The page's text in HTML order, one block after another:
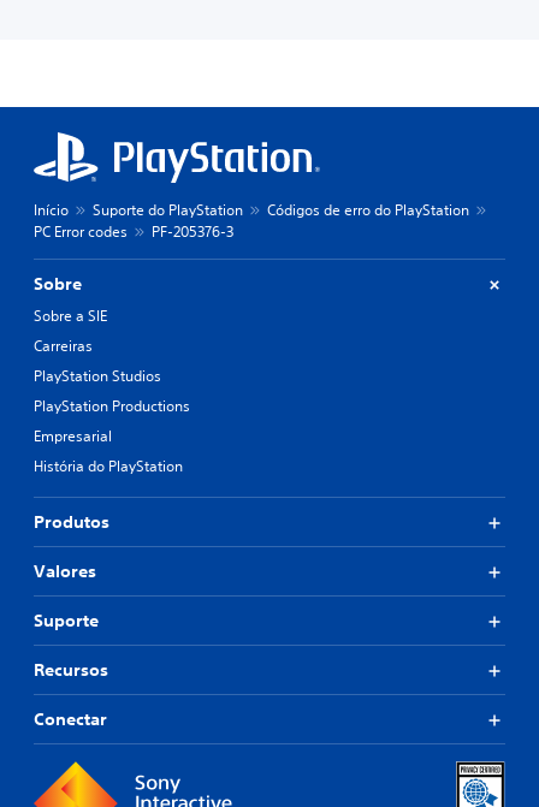
Início Suporte do PlayStation
Códigos de erro do PlayStation
PC Error codes
PF-205376-3
Sobre
Sobre a SIE
Carreiras
PlayStation Studios
PlayStation Productions
Empresarial
História do PlayStation
Produtos
Valores
Suporte
Recursos
Conectar